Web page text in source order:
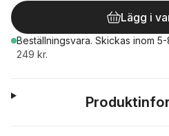
Lägg i
Beställningsvara. Skickas inom
249 kr.